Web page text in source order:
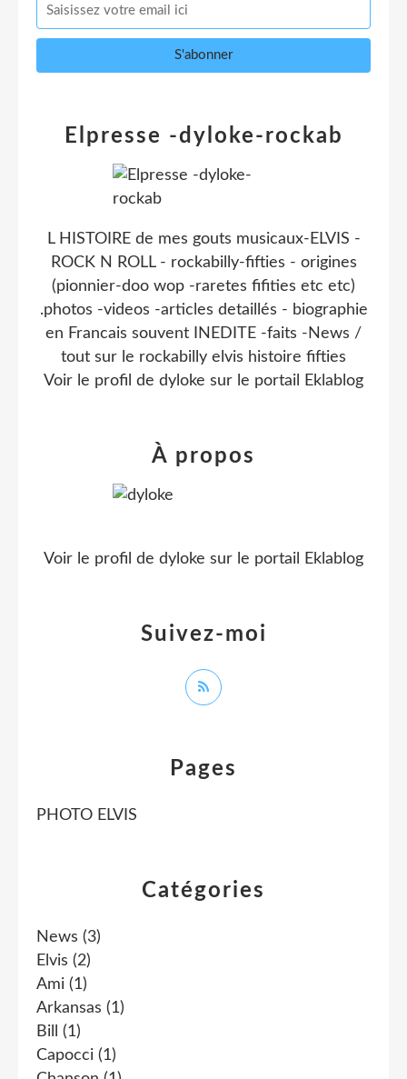
Catégories
News (3)
Elvis (2)
Ami (1)
Arkansas (1)
Bill
(1)
Capocci (1)
Pages
PHOTO ELVIS
Elpresse -dyloke-rockab
L HISTOIRE de mes gouts musicaux-ELVIS -
ROCK N ROLL - rockabilly-fifties - origines
(pionnier-doo wop -raretes fifities etc etc)
.photos -videos -articles detaillés - biographie
en Francais souvent INEDITE -faits -News /
tout sur le rockabilly elvis histoire fifties
Voir le profil de dyloke sur le portail Eklablog
Suivez-moi
À propos
Voir le profil de dyloke sur le portail Eklablog